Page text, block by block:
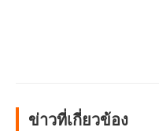
ข่าวที่เกี่ยวข้อง